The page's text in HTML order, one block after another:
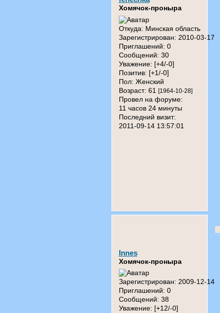
Хомячок-проныра
Откуда: Минская область
Зарегистрирован: 2010-03-17
Приглашений: 0
Сообщений: 30
Уважение: [+4/-0]
Позитив: [+1/-0]
Пол: Женский
Возраст: 61 [1964-10-28]
Провел на форуме:
11 часов 24 минуты
Последний визит:
2011-09-14 13:57:01
Innes
Хомячок-проныра
Зарегистрирован: 2009-12-14
Приглашений: 0
Сообщений: 38
Уважение: [+12/-0]